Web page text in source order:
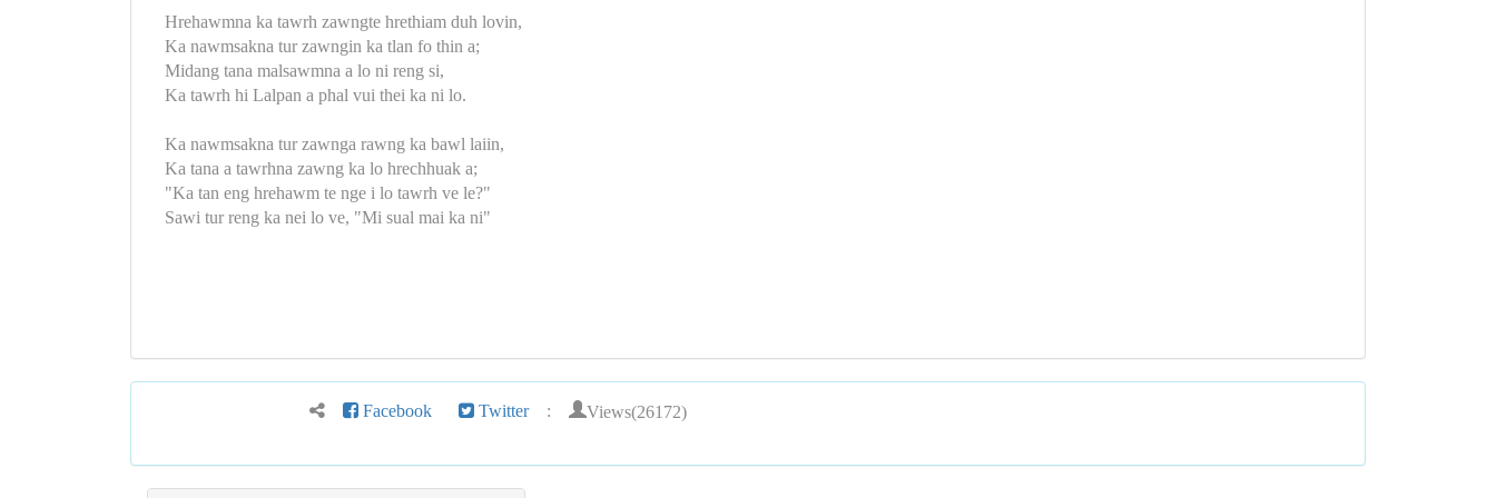
Hrehawmna ka tawrh zawngte hrethiam duh lovin,
Ka nawmsakna tur zawngin ka tlan fo thin a;
Midang tana malsawmna a lo ni reng si,
Ka tawrh hi Lalpan a phal vui thei ka ni lo.
Ka nawmsakna tur zawnga rawng ka bawl laiin,
Ka tana a tawrhna zawng ka lo hrechhuak a;
"Ka tan eng hrehawm te nge i lo tawrh ve le?"
Sawi tur reng ka nei lo ve, "Mi sual mai ka ni"
Facebook Twitter : Views(26172)